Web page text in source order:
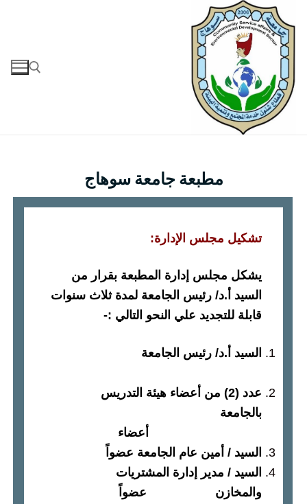
مطبعة جامعة سوهاج
تشكيل مجلس الإدارة:
يشكل مجلس إدارة المطبعة بقرار من
د/رئيس الجامعة لمدة ثلاث سنوات
قابلة للتجديد علي النحو التالي:-
السيد أ د/رئيس الجامعة
(2)
من أعضاء هيئة التدريس
بالجامعة
السيد/ أمين عام الجامعة عضواً
السيد/ مدير إدارة المشتريات
والمخازن عضواً